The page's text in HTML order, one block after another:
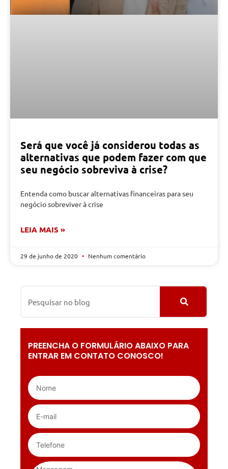
Será que você já considerou todas as
alternativas que podem fazer com que
seu negócio sobreviva à crise?
Entenda como buscar alternativas financeiras para seu
negócio sobreviver à crise
LEIA MAIS »
29 de junho de 2020 Nenhum comentário
PREENCHA O FORMULÁRIO ABAIXO PARA
ENTRAR EM CONTATO CONOSCO!